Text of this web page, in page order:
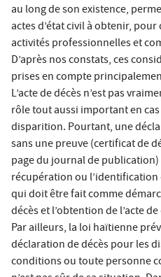
au long de son existence,
actes d’état civil à obtenir,
activités professionnelles et
D’après nos constats, ces
prises en compte
L’acte de décès n’est pas
rôle tout aussi important en
disparition. Pourtant, une
sans une preuve (certificat de
page du journal de publication)
récupération ou l’identification
qui doit être fait comme
décès et l’obtention de l’acte
Par ailleurs, la loi haïtienne
déclaration de décès pour les
conditions ou toute personne